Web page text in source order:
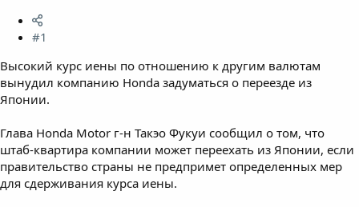
#1
Высокий курс иены по отношению к другим валютам
вынудил компанию Honda задуматься о переезде из
Японии.
Глава Honda Motor г-н Такэо Фукуи сообщил о том, что
штаб-квартира компании может переехать из Японии, если
правительство страны не предпримет определенных мер
для сдерживания курса иены.